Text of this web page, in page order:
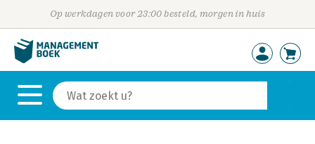
Op werkdagen voor 23:00 besteld, morgen in huis